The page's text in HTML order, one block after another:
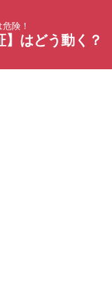
険！
はどう動く？